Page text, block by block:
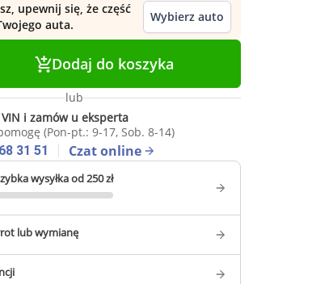
upewnij się, że część
auta.
Wybierz auto
Dodaj do koszyka
lub
i zamów u eksperta
(Pon-pt.: 9-17, Sob. 8-14)
31 51
Czat online
wysyłka od 250 zł
lub wymianę